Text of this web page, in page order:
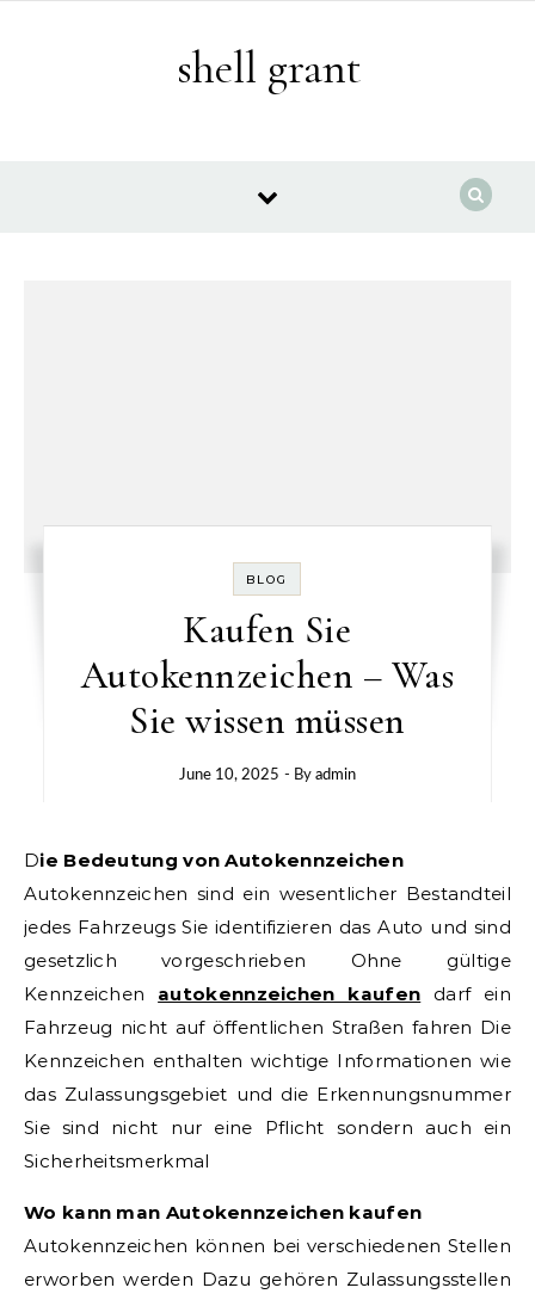
shell grant
BLOG
Kaufen Sie
Autokennzeichen – Was
Sie wissen müssen
June 10, 2025 - By admin
Die Bedeutung von Autokennzeichen
Autokennzeichen sind ein wesentlicher Bestandteil
jedes Fahrzeugs Sie identifizieren das Auto und sind
gesetzlich vorgeschrieben Ohne gültige
Kennzeichen autokennzeichen kaufen darf ein
Fahrzeug nicht auf öffentlichen Straßen fahren Die
Kennzeichen enthalten wichtige Informationen wie
das Zulassungsgebiet und die Erkennungsnummer
Sie sind nicht nur eine Pflicht sondern auch ein
Sicherheitsmerkmal
Wo kann man Autokennzeichen kaufen
Autokennzeichen können bei verschiedenen Stellen
erworben werden Dazu gehören Zulassungsstellen